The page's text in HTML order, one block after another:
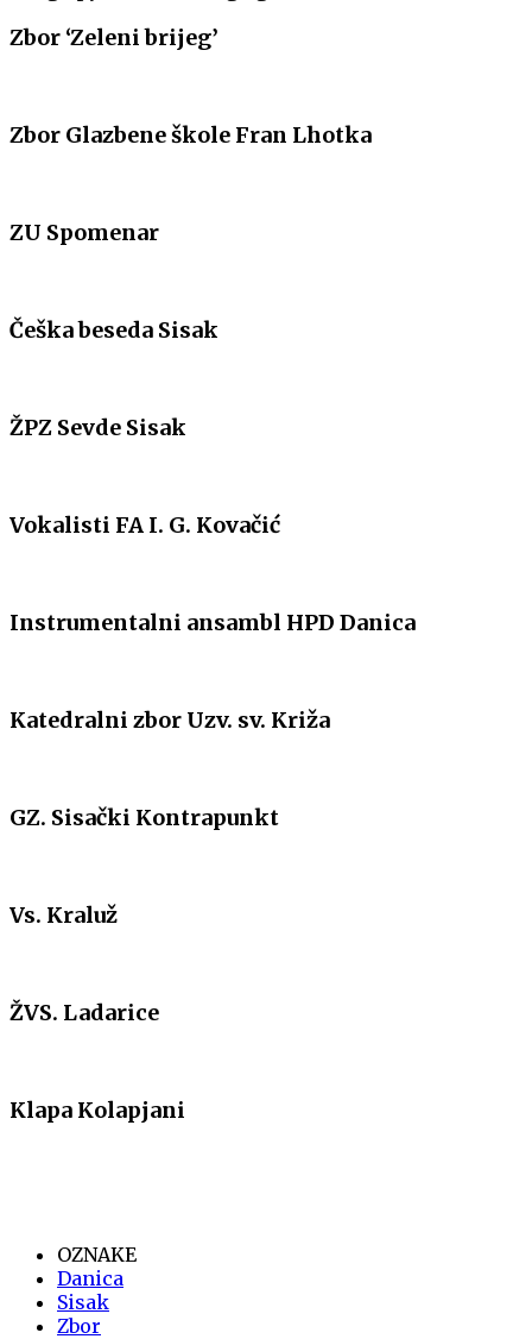
Zbor ‘Zeleni brijeg’
Zbor Glazbene škole Fran Lhotka
ZU Spomenar
Češka beseda Sisak
ŽPZ Sevde Sisak
Vokalisti FA I. G. Kovačić
Instrumentalni ansambl HPD Danica
Katedralni zbor Uzv. sv. Križa
GZ. Sisački Kontrapunkt
Vs. Kraluž
ŽVS. Ladarice
Klapa Kolapjani
OZNAKE
Danica
Sisak
Zbor